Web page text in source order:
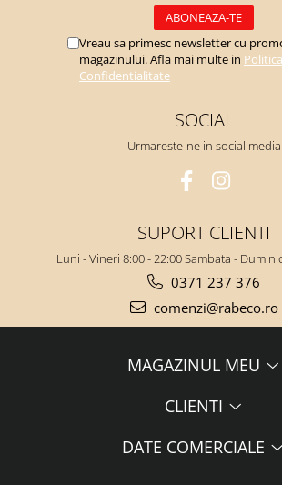
Vreau sa primesc newsletter cu
magazinului. Afla mai multe in
Confidentialitate
SOCIAL
Urmareste-ne in social media
SUPORT CLIENTI
Luni - Vineri 8:00 - 22:00 Sambata -
0371 237 376
comenzi@rabeco.ro
MAGAZINUL MEU
CLIENTI
DATE COMERCIALE